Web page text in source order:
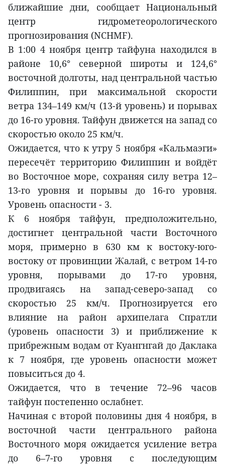
ближайшие дни, сообщает Национальный
центр гидрометеорологического
прогнозирования (NCHMF).
В 1:00 4 ноября центр тайфуна находился в
районе 10,6° северной широты и 124,6°
восточной долготы, над центральной частью
Филиппин, при максимальной скорости
ветра 134–149 км/ч (13-й уровень) и порывах
до 16-го уровня. Тайфун движется на запад со
скоростью около 25 км/ч.
Ожидается, что к утру 5 ноября «Кальмаэги»
пересечёт территорию Филиппин и войдёт
во Восточное море, сохраняя силу ветра 12–
13-го уровня и порывы до 16-го уровня.
Уровень опасности - 3.
К 6 ноября тайфун, предположительно,
достигнет центральной части Восточного
моря, примерно в 630 км к востоку-юго-
востоку от провинции Жалай, с ветром 14-го
уровня, порывами до 17-го уровня,
продвигаясь на запад-северо-запад со
скоростью 25 км/ч. Прогнозируется его
влияние на район архипелага Спратли
(уровень опасности 3) и приближение к
прибрежным водам от Куангнгай до Даклака
к 7 ноября, где уровень опасности может
повыситься до 4.
Ожидается, что в течение 72–96 часов
тайфун постепенно ослабнет.
Начиная с второй половины дня 4 ноября, в
восточной части центрального района
Восточного моря ожидается усиление ветра
до 6–7-го уровня с последующим